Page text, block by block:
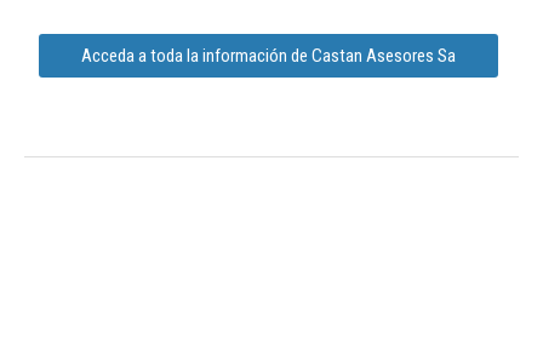
Acceda a toda la información de Castan Asesores Sa